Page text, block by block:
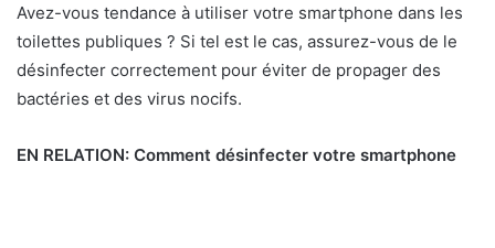
Avez-vous tendance à utiliser votre smartphone dans les
toilettes publiques ? Si tel est le cas, assurez-vous de le
désinfecter correctement pour éviter de propager des
bactéries et des virus nocifs.
EN RELATION: Comment désinfecter votre smartphone